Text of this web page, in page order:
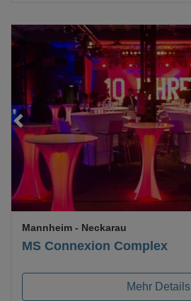
Loading...
MS Connexion Complex
Mannheim - Neckarau
Mehr Details